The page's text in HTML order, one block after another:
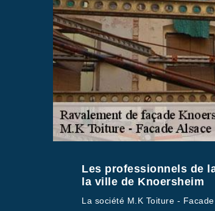
Les professionnels de
la ville de Knoersheim
La société M.K Toiture -